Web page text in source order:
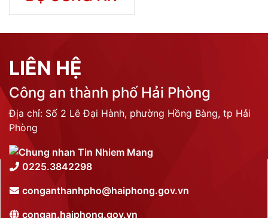
LIÊN HỆ
Công an thành phố Hải Phòng
Địa chỉ: Số 2 Lê Đại Hành, phường Hồng Bàng, tp Hải
Phòng
0225.3842298
conganthanhpho@haiphong.gov.vn
congan.haiphong.gov.vn